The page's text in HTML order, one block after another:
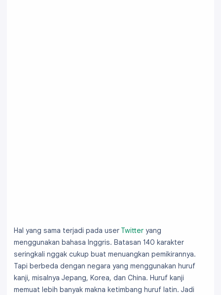
Hal yang sama terjadi pada user Twitter yang
menggunakan bahasa Inggris. Batasan 140 karakter
seringkali nggak cukup buat menuangkan pemikirannya.
Tapi berbeda dengan negara yang menggunakan huruf
kanji, misalnya Jepang, Korea, dan China. Huruf kanji
memuat lebih banyak makna ketimbang huruf latin. Jadi